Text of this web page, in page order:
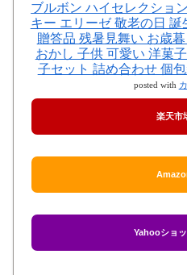
ブルボン ハイセレクショ
キー エリーゼ 敬老の日
贈答品 残暑見舞い お歳
おかし 子供 可愛い 洋菓
子セット 詰め合わせ 個
posted with
楽天市
Yahooショ